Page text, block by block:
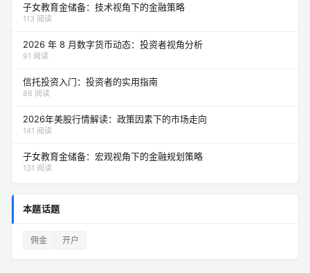
子女教育金储备：技术视角下的金融策略
113 阅读
2026 年 8 月数字货币动态：投资者视角分析
91 阅读
信托投资入门：投资者的实用指南
86 阅读
2026年美股行情解读：政策因素下的市场走向
141 阅读
子女教育金储备：宏观视角下的金融规划策略
131 阅读
本题话题
佣金 开户